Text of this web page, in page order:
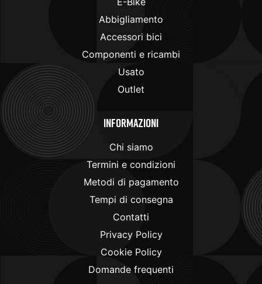
Abbigliamento
Accessori bici
Componenti e ricambi
Usato
Outlet
Informazioni
Chi siamo
Termini e condizioni
Metodi di pagamento
Tempi di consegna
Contatti
Privacy Policy
Cookie Policy
Domande frequenti